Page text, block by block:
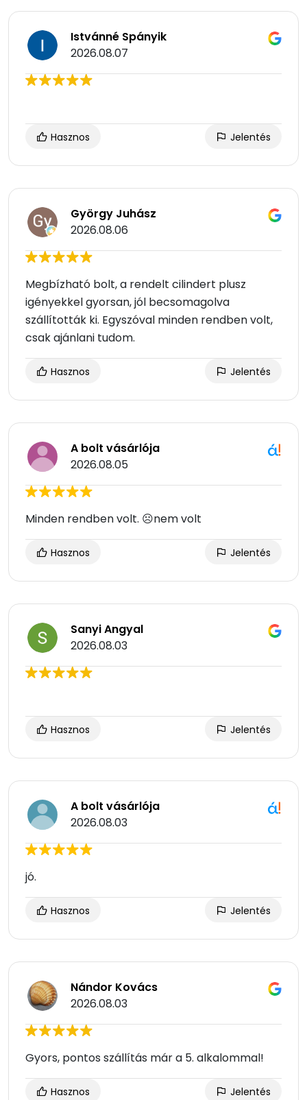
Istvánné Spányik
2026.08.07
Hasznos Jelentés
György Juhász
2026.08.06
Megbízható bolt, a rendelt cilindert plusz
igényekkel gyorsan, jól becsomagolva
szállították ki. Egyszóval minden rendben volt,
csak ajánlani tudom.
Hasznos Jelentés
A bolt vásárlója
2026.08.05
Minden rendben volt. ☹nem volt
Hasznos Jelentés
Sanyi Angyal
2026.08.03
Hasznos Jelentés
A bolt vásárlója
2026.08.03
jó.
Hasznos Jelentés
Nándor Kovács
2026.08.03
Gyors, pontos szállítás már a 5. alkalommal!
Hasznos Jelentés